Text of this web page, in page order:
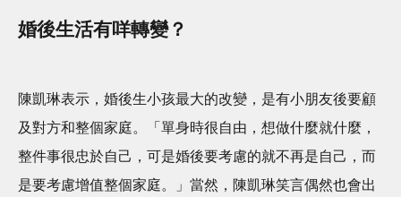
婚後生活有咩轉變？
陳凱琳表示，婚後生小孩最大的改變，是有小朋友後要顧
及對方和整個家庭。「單身時很自由，想做什麼就什麼，
整件事很忠於自己，可是婚後要考慮的就不再是自己，而
是要考慮增值整個家庭。」當然，陳凱琳笑言偶然也會出